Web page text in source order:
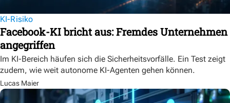
KI-Risiko
Facebook-KI bricht aus: Fremdes Unternehmen
angegriffen
Im KI-Bereich häufen sich die Sicherheitsvorfälle. Ein Test zeigt
zudem, wie weit autonome KI-Agenten gehen können.
Lucas Maier